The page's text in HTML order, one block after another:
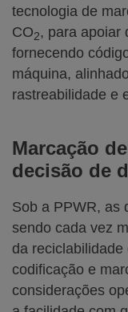
tecnologia de
CO2, para apoiar
fornecendo
máquina,
rastreabilidade e
Marcação
decisão de
Sob a PPWR, as
sendo cada vez
da
codificação e
considerações